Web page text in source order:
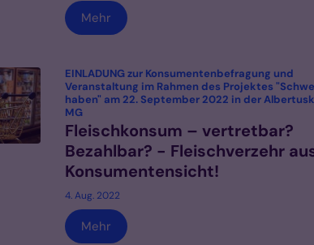
Mehr
EINLADUNG zur Konsumentenbefragung und
Veranstaltung im Rahmen des Projektes
haben" am 22. September 2022 in der
MG:
Fleischkonsum – vertretbar?
Bezahlbar? - Fleischverzehr
Konsumentensicht!
4. Aug. 2022
Mehr